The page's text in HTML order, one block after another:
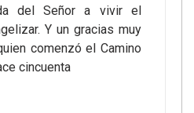
del Señor a vivir el
Y un gracias muy
comenzó el Camino
cincuenta